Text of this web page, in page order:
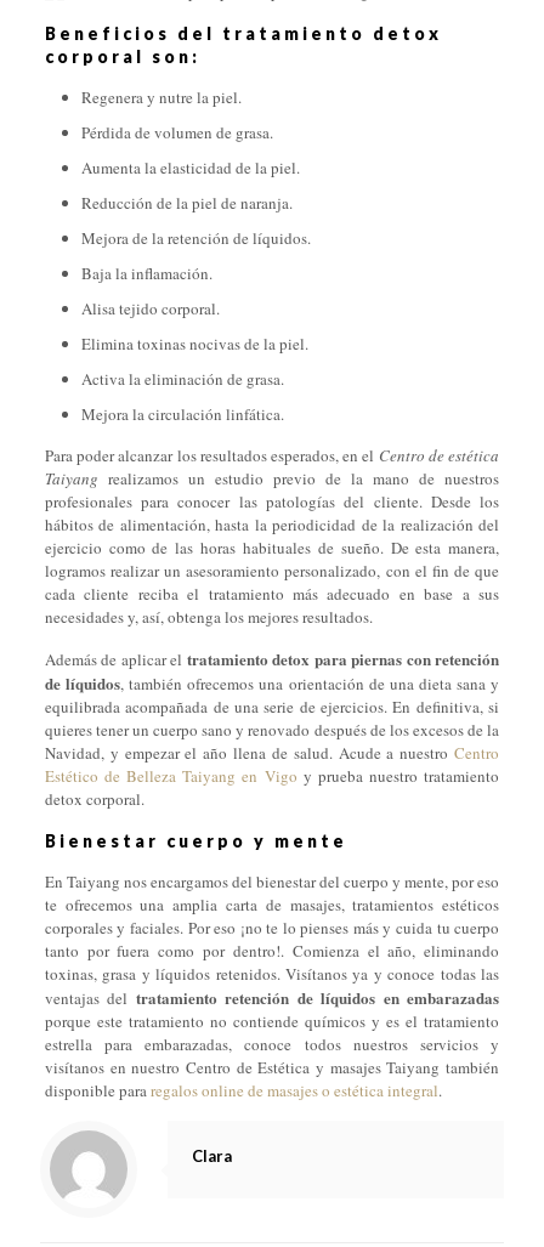
Beneficios del tratamiento detox
corporal son:
Regenera y nutre la piel.
Pérdida de volumen de grasa.
Aumenta la elasticidad de la piel.
Reducción de la piel de naranja.
Mejora de la retención de líquidos.
Baja la inflamación.
Alisa tejido corporal.
Elimina toxinas nocivas de la piel.
Activa la eliminación de grasa.
Mejora la circulación linfática.
Para poder alcanzar los resultados esperados, en el Centro de estética
Taiyang realizamos un estudio previo de la mano de nuestros
profesionales para conocer las patologías del cliente. Desde los
hábitos de alimentación, hasta la periodicidad de la realización del
ejercicio como de las horas habituales de sueño. De esta manera,
logramos realizar un asesoramiento personalizado, con el fin de que
cada cliente reciba el tratamiento más adecuado en base a sus
necesidades y, así, obtenga los mejores resultados.
Además de aplicar el tratamiento detox para piernas con retención
de líquidos, también ofrecemos una orientación de una dieta sana y
equilibrada acompañada de una serie de ejercicios. En definitiva, si
quieres tener un cuerpo sano y renovado después de los excesos de la
Navidad, y empezar el año llena de salud. Acude a nuestroCentro
Estético de Belleza Taiyang en Vigo y prueba nuestro tratamiento
detox corporal.
Bienestar cuerpo y mente
En Taiyang nos encargamos del bienestar del cuerpo y mente, por eso
te ofrecemos una amplia carta de masajes, tratamientos estéticos
corporales y faciales. Por eso ¡no te lo pienses más y cuida tu cuerpo
tanto por fuera como por dentro!. Comienza el año, eliminando
toxinas, grasa y líquidos retenidos. Visítanos ya y conoce todas las
ventajas del tratamiento retención de líquidos en embarazadas
porque este tratamiento no contiende químicos y es el tratamiento
estrella para embarazadas, conoce todos nuestros servicios y
visítanos en nuestro Centro de Estética y masajes Taiyang también
disponible pararegalos online de masajes o estética integral.
Clara